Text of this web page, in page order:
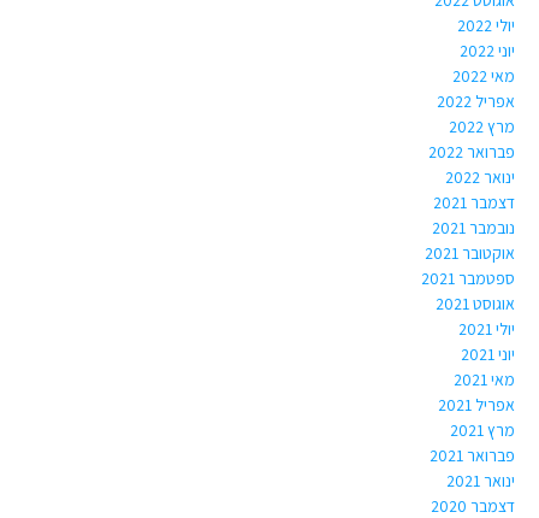
יולי 2022
יוני 2022
מאי 2022
אפריל 2022
מרץ 2022
פברואר 2022
ינואר 2022
דצמבר 2021
נובמבר 2021
אוקטובר 2021
ספטמבר 2021
אוגוסט 2021
יולי 2021
יוני 2021
מאי 2021
אפריל 2021
מרץ 2021
פברואר 2021
ינואר 2021
דצמבר 2020